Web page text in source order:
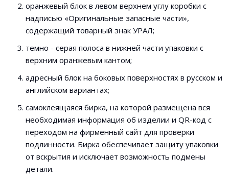
оранжевый блок в левом верхнем углу коробки с
надписью «Оригинальные запасные части»,
содержащий товарный знак УРАЛ;
темно - серая полоса в нижней части упаковки с
верхним оранжевым кантом;
адресный блок на боковых поверхностях в русском и
английском вариантах;
самоклеящаяся бирка, на которой размещена вся
необходимая информация об изделии и QR-код с
переходом на фирменный сайт для проверки
подлинности. Бирка обеспечивает защиту упаковки
от вскрытия и исключает возможность подмены
детали.